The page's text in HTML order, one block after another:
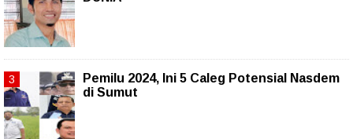
Pemilu 2024, Ini 5 Caleg Potensial Nasdem
di Sumut